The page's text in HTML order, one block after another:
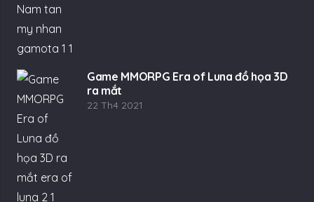
Game MMORPG Era of Luna đồ họa 3D
ra mắt
22 Th4 2021